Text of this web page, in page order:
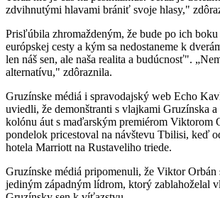
zdvihnutými hlavami brániť svoje hlasy,"
Prisľúbila zhromaždeným, že bude po ich boku
európskej cesty a kým sa nedostaneme k
len náš sen, ale naša realita a budúcnosť".
alternatívu," zdôraznila.
Gruzínske médiá i spravodajský web Echo
uviedli, že demonštranti s vlajkami Gruzínska
kolónu áut s maďarským premiérom Viktorom
pondelok pricestoval na návštevu Tbilisi, keď
hotela Marriott na Rustaveliho triede.
Gruzínske médiá pripomenuli, že Viktor Orbán
jediným západným lídrom, ktorý zablahoželal